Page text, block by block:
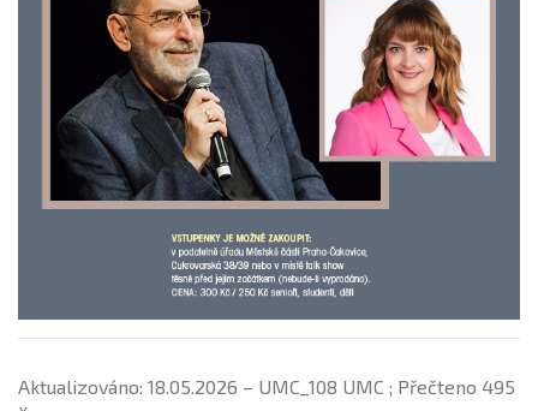
Aktualizováno: 18.05.2026 – UMC_108 UMC ; Přečteno 495